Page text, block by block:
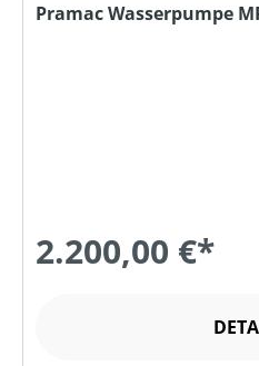
Pramac Wasserpumpe
2.200,00 €*